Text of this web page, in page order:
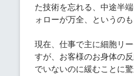
た技術を忘れる、中途半
ォローが万全、というの
現在、仕事で主に細胞リ
すが、お客様のお身体の
でいないのに緩むことに